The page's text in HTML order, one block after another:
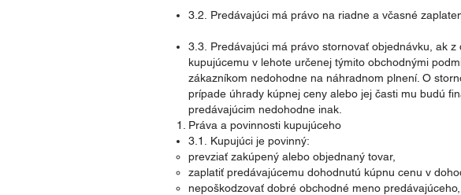
3.2. Predávajúci má právo na riadne a včasné
3.3. Predávajúci má právo stornovať objednávku, ak
kupujúcemu v lehote určenej týmito obchodnými
zákazníkom nedohodne na náhradnom plnení. O
prípade úhrady kúpnej ceny alebo jej časti mu budú
predávajúcim nedohodne inak.
Práva a povinnosti kupujúceho
3.1. Kupujúci je povinný:
prevziať zakúpený alebo objednaný tovar,
zaplatiť predávajúcemu dohodnutú kúpnu cenu v
nepoškodzovať dobré obchodné meno predávajúceho,